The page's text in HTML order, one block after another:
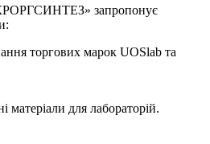
запропонує
торгових марок UOSlab та
матеріали для лабораторій.